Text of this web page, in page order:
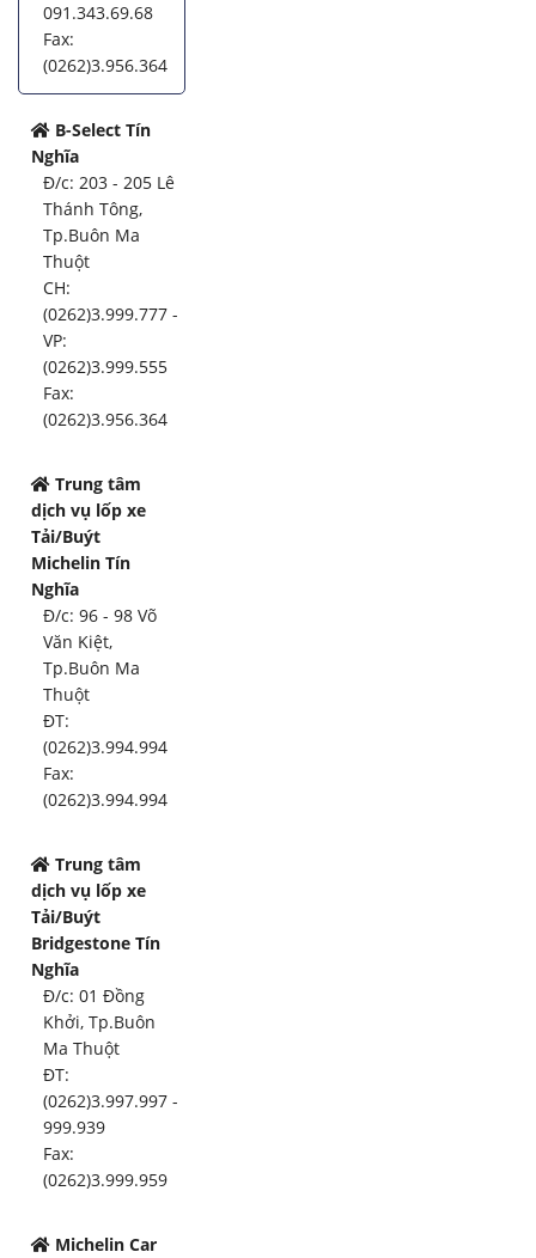
091.343.69.68
Fax:
(0262)3.956.364
B-Select Tín
Nghĩa
Đ/c: 203 - 205 Lê
Thánh Tông,
Tp.Buôn Ma
Thuột
CH:
(0262)3.999.777 -
VP:
(0262)3.999.555
Fax:
(0262)3.956.364
Trung tâm
dịch vụ lốp xe
Tải/Buýt
Michelin Tín
Nghĩa
Đ/c: 96 - 98 Võ
Văn Kiệt,
Tp.Buôn Ma
Thuột
ĐT:
(0262)3.994.994
Fax:
(0262)3.994.994
Trung tâm
dịch vụ lốp xe
Tải/Buýt
Bridgestone Tín
Nghĩa
Đ/c: 01 Đồng
Khởi, Tp.Buôn
Ma Thuột
ĐT:
(0262)3.997.997 -
999.939
Fax:
(0262)3.999.959
Michelin Car